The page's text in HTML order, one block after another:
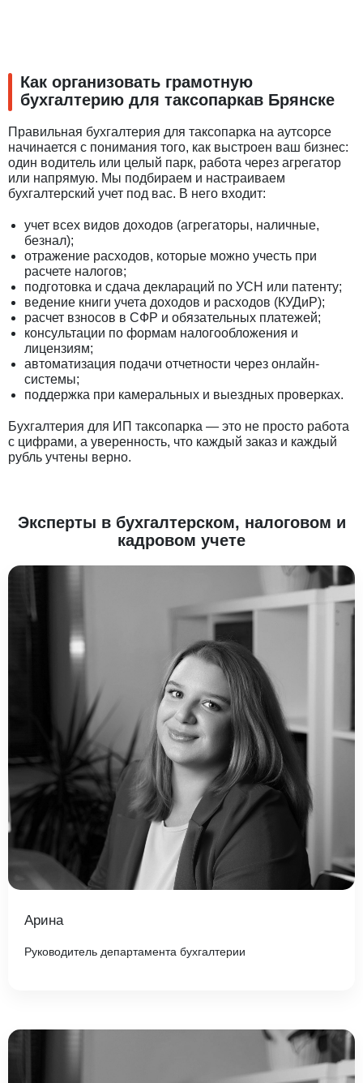
Как организовать грамотную
бухгалтерию для таксопаркав Брянске
Правильная бухгалтерия для таксопарка на аутсорсе
начинается с понимания того, как выстроен ваш бизнес:
один водитель или целый парк, работа через агрегатор
или напрямую. Мы подбираем и настраиваем
бухгалтерский учет под вас. В него входит:
учет всех видов доходов (агрегаторы, наличные,
безнал);
отражение расходов, которые можно учесть при
расчете налогов;
подготовка и сдача деклараций по УСН или патенту;
ведение книги учета доходов и расходов (КУДиР);
расчет взносов в СФР и обязательных платежей;
консультации по формам налогообложения и
лицензиям;
автоматизация подачи отчетности через онлайн-
системы;
поддержка при камеральных и выездных проверках.
Бухгалтерия для ИП таксопарка — это не просто работа
с цифрами, а уверенность, что каждый заказ и каждый
рубль учтены верно.
Эксперты в бухгалтерском, налоговом и
кадровом учете
Арина
Руководитель департамента бухгалтерии